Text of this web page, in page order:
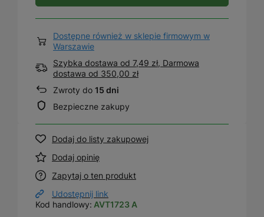
Dostępne również w sklepie firmowym w
Warszawie
Szybka dostawa od 7,49 zł, Darmowa
dostawa od 350,00 zł
Zwroty do 15 dni
Bezpieczne zakupy
Dodaj do listy zakupowej
Dodaj opinię
Zapytaj o ten produkt
Udostępnij link
Kod handlowy: AVT1723 A